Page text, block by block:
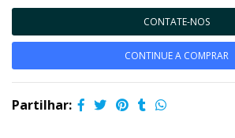
CONTATE-NOS
CONTINUE A COMPRAR
Partilhar: